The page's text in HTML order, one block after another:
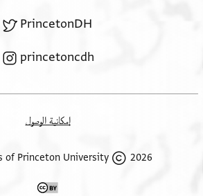
PrincetonDH
princetoncdh
إمكانية الوصول
2026 The Trustees of Princeton University